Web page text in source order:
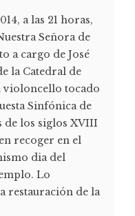
a las 21 horas,
Señora de
a cargo de José
la Catedral de
violoncello tocado
Sinfónica de
de los siglos XVIII
recoger en el
dia del
Lo
restauración de la